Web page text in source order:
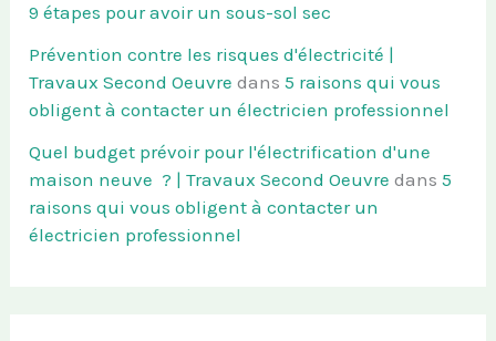
9 étapes pour avoir un sous-sol sec
Prévention contre les risques d'électricité |
Travaux Second Oeuvre dans5 raisons qui vous
obligent à contacter un électricien professionnel
Quel budget prévoir pour l'électrification d'une
maison neuve ? | Travaux Second Oeuvre dans5
raisons qui vous obligent à contacter un
électricien professionnel